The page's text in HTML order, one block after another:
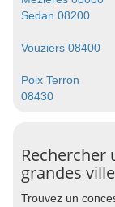
Sedan 08200
Vouziers 08400
Poix Terron
08430
Rechercher
grandes
Trouvez un